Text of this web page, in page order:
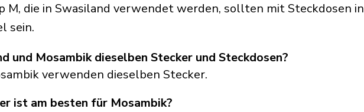
M, die in Swasiland verwendet werden, sollten mit Steckdosen in
sein.
verwenden dieselben Stecker.
und Mosambik dieselben Stecker und Steckdosen?
ist am besten für Mosambik?